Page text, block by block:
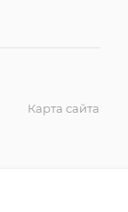
Карта сайта